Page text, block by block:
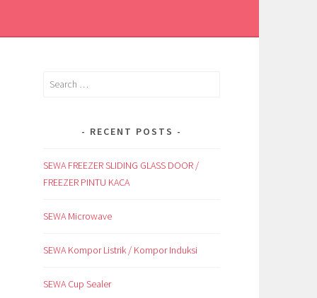
Search
RECENT POSTS
SEWA FREEZER SLIDING GLASS DOOR /
FREEZER PINTU KACA
SEWA Microwave
SEWA Kompor Listrik / Kompor Induksi
SEWA Cup Sealer